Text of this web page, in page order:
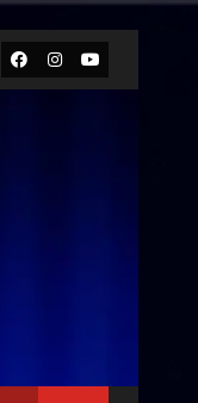
Facebook
Instagram
Youtube